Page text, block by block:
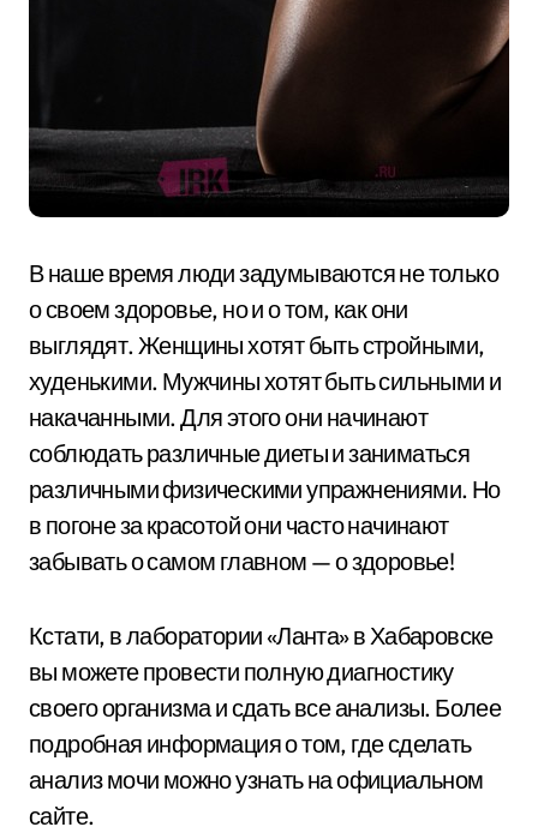
В наше время люди задумываются не только
о своем здоровье, но и о том, как они
выглядят. Женщины хотят быть стройными,
худенькими. Мужчины хотят быть сильными и
накачанными. Для этого они начинают
соблюдать различные диеты и заниматься
различными физическими упражнениями. Но
в погоне за красотой они часто начинают
забывать о самом главном — о здоровье!
Кстати, в лаборатории «Ланта» в Хабаровске
вы можете провести полную диагностику
своего организма и сдать все анализы. Более
подробная информация о том, где сделать
анализ мочи можно узнать на официальном
сайте.